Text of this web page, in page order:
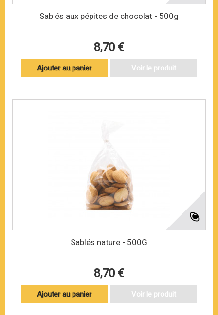
Sablés aux pépites de chocolat - 500g
8,70 €
Ajouter au panier Voir le produit
Sablés nature - 500G
8,70 €
Ajouter au panier Voir le produit